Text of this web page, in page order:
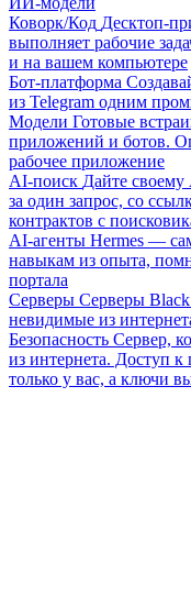
Коворк/Код Десктоп-
выполняет рабочие
и на вашем компьютере
Бот-платформа
из Telegram одним
Модели Готовые
приложений и ботов.
рабочее приложение
AI-поиск Дайте
за один запрос, со
контрактов с
AI-агенты Hermes —
навыкам из опыта,
портала
Серверы Серверы
невидимые из
Безопасность Сервер,
из интернета. Доступ
только у вас, а ключи